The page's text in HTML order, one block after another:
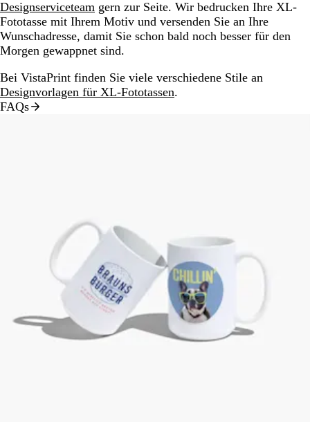
Designserviceteam gern zur Seite. Wir bedrucken Ihre XL-
Fototasse mit Ihrem Motiv und versenden Sie an Ihre
Wunschadresse, damit Sie schon bald noch besser für den
Morgen gewappnet sind.
Bei VistaPrint finden Sie viele verschiedene Stile an
Designvorlagen für XL-Fototassen.
FAQs